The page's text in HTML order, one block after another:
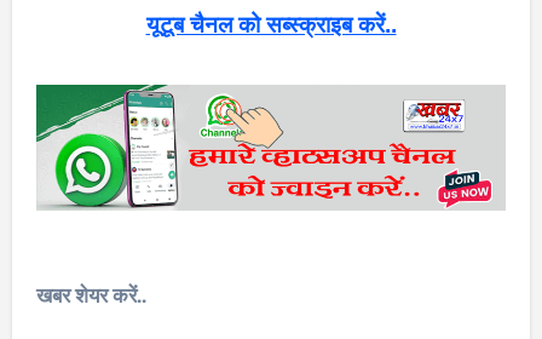
यूटूब चैनल को सब्स्क्राइब करें..
खबर शेयर करें..